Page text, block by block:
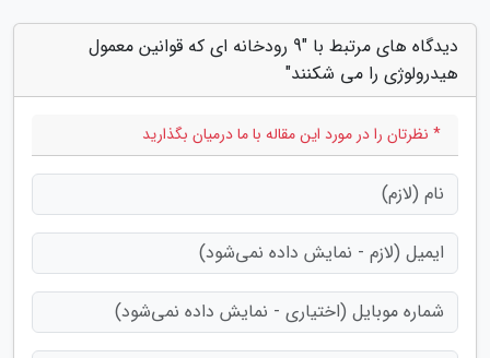
دیدگاه های مرتبط با "9 رودخانه ای که قوانین معمول
هیدرولوژی را می شکنند"
* نظرتان را در مورد این مقاله با ما درمیان بگذارید